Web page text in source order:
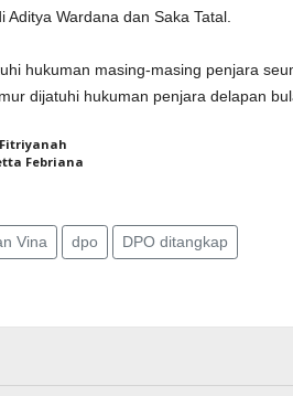
Aditya Wardana dan Saka Tatal.
hukuman masing-masing penjara
dijatuhi hukuman penjara delapan
Febriana
Vina dpo DPO ditangkap